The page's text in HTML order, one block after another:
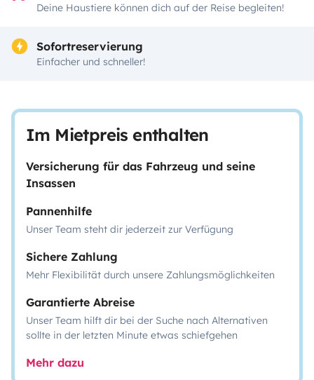
Deine Haustiere können dich auf der Reise begleiten!
Sofortreservierung
Einfacher und schneller!
Im Mietpreis enthalten
Versicherung für das Fahrzeug und seine
Insassen
Pannenhilfe
Unser Team steht dir jederzeit zur Verfügung
Sichere Zahlung
Mehr Flexibilität durch unsere Zahlungsmöglichkeiten
Garantierte Abreise
Unser Team hilft dir bei der Suche nach Alternativen
sollte in der letzten Minute etwas schiefgehen
Mehr dazu